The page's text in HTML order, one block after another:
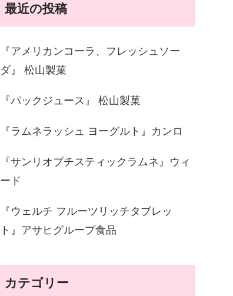
最近の投稿
『アメリカンコーラ、フレッシュソー
ダ』 松山製菓
『パックジュース』 松山製菓
『ラムネラッシュ ヨーグルト』カンロ
『サンリオプチスティックラムネ』ウィ
ード
『ウェルチ フルーツリッチタブレッ
ト』アサヒグループ食品
カテゴリー